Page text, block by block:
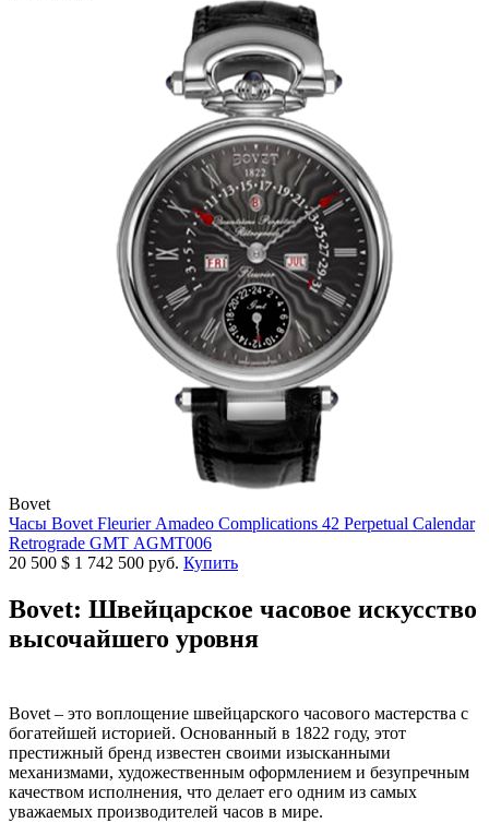
Bovet
Часы Bovet Fleurier Amadeo Complications 42 Perpetual Calendar
Retrograde GMT AGMT006
20 500 $ 1 742 500 руб. Купить
Bovet: Швейцарское часовое искусство
высочайшего уровня
Bovet – это воплощение швейцарского часового мастерства с
богатейшей историей. Основанный в 1822 году, этот
престижный бренд известен своими изысканными
механизмами, художественным оформлением и безупречным
качеством исполнения, что делает его одним из самых
уважаемых производителей часов в мире.